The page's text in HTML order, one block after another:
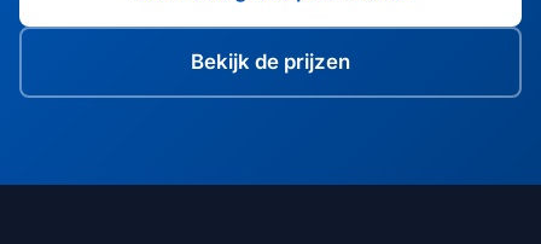
Bekijk de prijzen